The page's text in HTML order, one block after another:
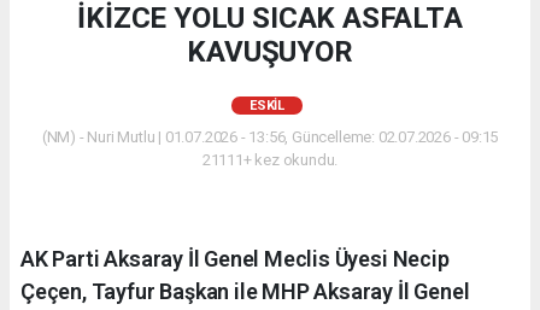
İKİZCE YOLU SICAK ASFALTA
KAVUŞUYOR
ESKİL
(NM) - Nuri Mutlu | 01.07.2026 - 13:56, Güncelleme: 02.07.2026 - 09:15
21111+ kez okundu.
AK Parti Aksaray İl Genel Meclis Üyesi Necip
Çeçen, Tayfur Başkan ile MHP Aksaray İl Genel